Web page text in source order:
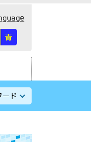
青
ード